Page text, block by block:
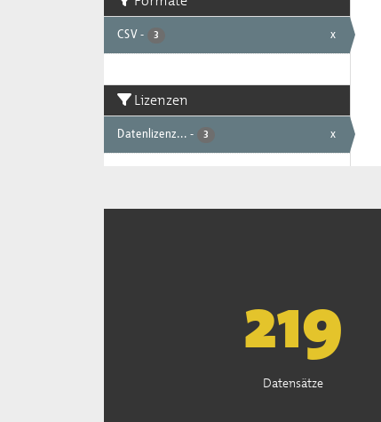
CSV - 3 x
Lizenzen
Datenlizenz... - 3 x
222
Datensätze